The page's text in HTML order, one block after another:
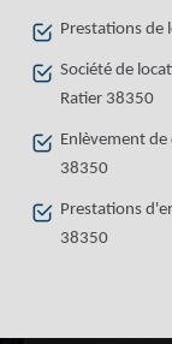
Prestations de
Société de
Ratier 38350
Enlèvement
38350
Prestations
38350